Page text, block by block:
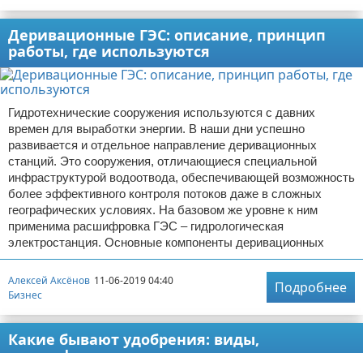
Деривационные ГЭС: описание, принцип
работы, где используются
Гидротехнические сооружения используются с давних
времен для выработки энергии. В наши дни успешно
развивается и отдельное направление деривационных
станций. Это сооружения, отличающиеся специальной
инфраструктурой водоотвода, обеспечивающей возможность
более эффективного контроля потоков даже в сложных
географических условиях. На базовом же уровне к ним
применима расшифровка ГЭС – гидрологическая
электростанция. Основные компоненты деривационных
Алексей Аксёнов 11-06-2019 04:40
Бизнес
Подробнее
Какие бывают удобрения: виды,